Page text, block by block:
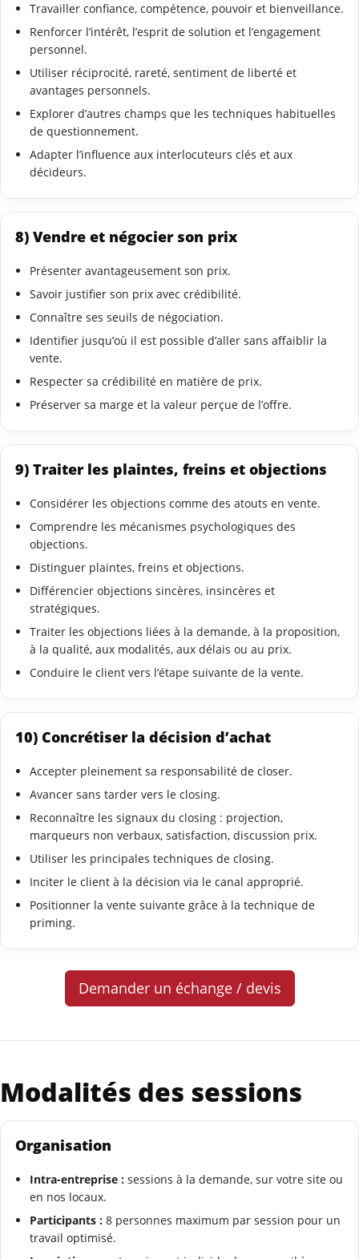
Travailler confiance, compétence, pouvoir et bienveillance.
Renforcer l’intérêt, l’esprit de solution et l’engagement
personnel.
Utiliser réciprocité, rareté, sentiment de liberté et
avantages personnels.
Explorer d’autres champs que les techniques habituelles
de questionnement.
Adapter l’influence aux interlocuteurs clés et aux
décideurs.
8) Vendre et négocier son prix
Présenter avantageusement son prix.
Savoir justifier son prix avec crédibilité.
Connaître ses seuils de négociation.
Identifier jusqu’où il est possible d’aller sans affaiblir la
vente.
Respecter sa crédibilité en matière de prix.
Préserver sa marge et la valeur perçue de l’offre.
9) Traiter les plaintes, freins et objections
Considérer les objections comme des atouts en vente.
Comprendre les mécanismes psychologiques des
objections.
Distinguer plaintes, freins et objections.
Différencier objections sincères, insincères et
stratégiques.
Traiter les objections liées à la demande, à la proposition,
à la qualité, aux modalités, aux délais ou au prix.
Conduire le client vers l’étape suivante de la vente.
10) Concrétiser la décision d’achat
Accepter pleinement sa responsabilité de closer.
Avancer sans tarder vers le closing.
Reconnaître les signaux du closing : projection,
marqueurs non verbaux, satisfaction, discussion prix.
Utiliser les principales techniques de closing.
Inciter le client à la décision via le canal approprié.
Positionner la vente suivante grâce à la technique de
priming.
Demander un échange / devis
Modalités des sessions
Organisation
Intra-entreprise : sessions à la demande, sur votre site ou
en nos locaux.
Participants : 8 personnes maximum par session pour un
travail optimisé.